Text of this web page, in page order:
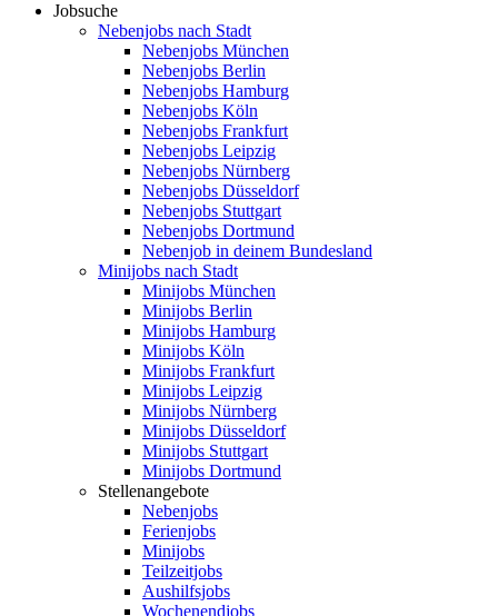
Jobsuche
Nebenjobs nach Stadt
Nebenjobs München
Nebenjobs Berlin
Nebenjobs Hamburg
Nebenjobs Köln
Nebenjobs Frankfurt
Nebenjobs Leipzig
Nebenjobs Nürnberg
Nebenjobs Düsseldorf
Nebenjobs Stuttgart
Nebenjobs Dortmund
Nebenjob in deinem Bundesland
Minijobs nach Stadt
Minijobs München
Minijobs Berlin
Minijobs Hamburg
Minijobs Köln
Minijobs Frankfurt
Minijobs Leipzig
Minijobs Nürnberg
Minijobs Düsseldorf
Minijobs Stuttgart
Minijobs Dortmund
Stellenangebote
Nebenjobs
Ferienjobs
Minijobs
Teilzeitjobs
Aushilfsjobs
Wochenendjobs